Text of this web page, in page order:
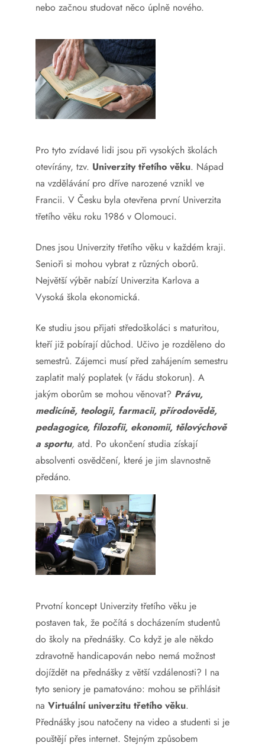
nebo začnou studovat něco úplně nového.
Pro tyto zvídavé lidi jsou při vysokých školách
otevírány, tzv. Univerzity třetího věku. Nápad
na vzdělávání pro dříve narozené vznikl ve
Francii. V Česku byla otevřena první Univerzita
třetího věku roku 1986 v Olomouci.
Dnes jsou Univerzity třetího věku v každém kraji.
Senioři si mohou vybrat z různých oborů.
Největší výběr nabízí Univerzita Karlova a
Vysoká škola ekonomická.
Ke studiu jsou přijati středoškoláci s maturitou,
kteří již pobírají důchod. Učivo je rozděleno do
semestrů. Zájemci musí před zahájením semestru
zaplatit malý poplatek (v řádu stokorun). A
jakým oborům se mohou věnovat? Právu,
medicíně, teologii, farmacii, přírodovědě,
pedagogice, filozofii, ekonomii, tělovýchově
a sportu, atd. Po ukončení studia získají
absolventi osvědčení, které je jim slavnostně
předáno.
Prvotní koncept Univerzity třetího věku je
postaven tak, že počítá s docházením studentů
do školy na přednášky. Co když je ale někdo
zdravotně handicapován nebo nemá možnost
dojíždět na přednášky z větší vzdálenosti? I na
tyto seniory je pamatováno: mohou se přihlásit
na Virtuální univerzitu třetího věku.
Přednášky jsou natočeny na video a studenti si je
pouštějí přes internet. Stejným způsobem